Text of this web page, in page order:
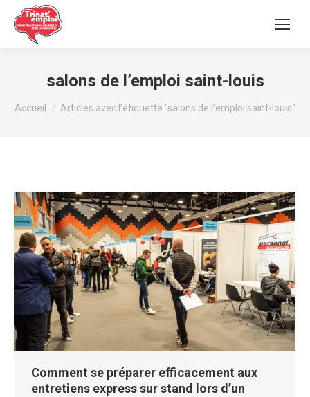
salons de l’emploi saint-louis
Vous êtes ici :
Accueil Articles avec l’étiquette "salons de l’emploi saint-louis"
Comment se préparer efficacement aux
entretiens express sur stand lors d’un